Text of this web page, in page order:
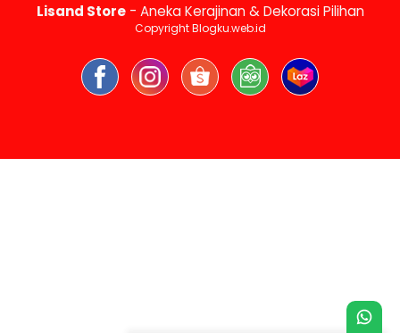
Lisand Store- Aneka Kerajinan & Dekorasi Pilihan
Copyright Blogku.web.id